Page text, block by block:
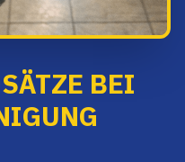
BEI